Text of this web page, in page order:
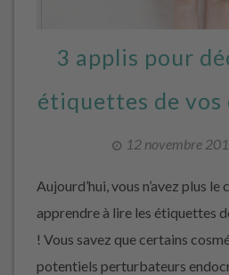
3 applis pour
étiquettes de vos
12 novembre
Aujourd’hui, vous n’avez plus le
apprendre à lire les étiquettes
! Vous savez que certains
potentiels perturbateurs